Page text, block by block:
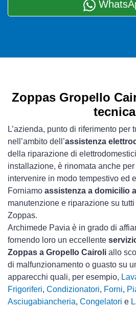
Zoppas Gropello
tecnica
L’azienda, punto di riferimento per
nell’ambito dell’assistenza
della riparazione di
installazione, è rinomata anche
intervenire in modo tempestivo ed
Forniamo assistenza a domicilio
manutenzione e riparazione su
Zoppas.
Archimede Pavia è in grado di
fornendo loro un eccellente
Zoppas a Gropello Cairoli allo
di malfunzionamento o guasto su
apparecchi quali, per esempio,
Frigoriferi, Condizionatori, Forni,
Asciugabiancheria, Congelatori e